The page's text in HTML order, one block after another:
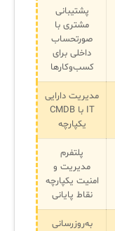
پشتیبانی
مشتری با
صورتحساب
داخلی برای
کسب‌وکارها
مدیریت دارایی
IT با CMDB
یکپارچه
پلتفرم
مدیریت و
امنیت یکپارچه
نقاط پایانی
به‌روزرسانی